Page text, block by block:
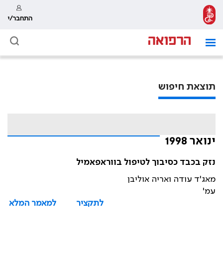
התחבר/י
תוצאת חיפוש
ינואר 1998
נזק בכבד כסיבוך לטיפול בווראפאמיל
מאג'ד עודה ואריה אוליבן
עמ'
לתקציר
למאמר המלא